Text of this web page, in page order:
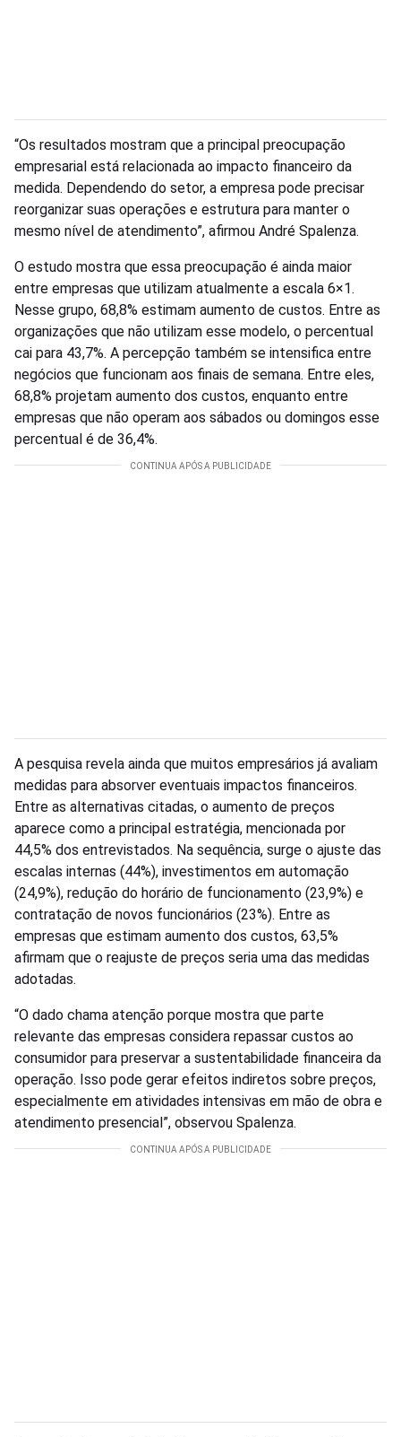
“Os resultados mostram que a principal preocupação
empresarial está relacionada ao impacto financeiro da
medida. Dependendo do setor, a empresa pode precisar
reorganizar suas operações e estrutura para manter o
mesmo nível de atendimento”, afirmou André Spalenza.
O estudo mostra que essa preocupação é ainda maior
entre empresas que utilizam atualmente a escala 6×1.
Nesse grupo, 68,8% estimam aumento de custos. Entre as
organizações que não utilizam esse modelo, o percentual
cai para 43,7%. A percepção também se intensifica entre
negócios que funcionam aos finais de semana. Entre eles,
68,8% projetam aumento dos custos, enquanto entre
empresas que não operam aos sábados ou domingos esse
percentual é de 36,4%.
A pesquisa revela ainda que muitos empresários já avaliam
medidas para absorver eventuais impactos financeiros.
Entre as alternativas citadas, o aumento de preços
aparece como a principal estratégia, mencionada por
44,5% dos entrevistados. Na sequência, surge o ajuste das
escalas internas (44%), investimentos em automação
(24,9%), redução do horário de funcionamento (23,9%) e
contratação de novos funcionários (23%). Entre as
empresas que estimam aumento dos custos, 63,5%
afirmam que o reajuste de preços seria uma das medidas
adotadas.
“O dado chama atenção porque mostra que parte
relevante das empresas considera repassar custos ao
consumidor para preservar a sustentabilidade financeira da
operação. Isso pode gerar efeitos indiretos sobre preços,
especialmente em atividades intensivas em mão de obra e
atendimento presencial”, observou Spalenza.